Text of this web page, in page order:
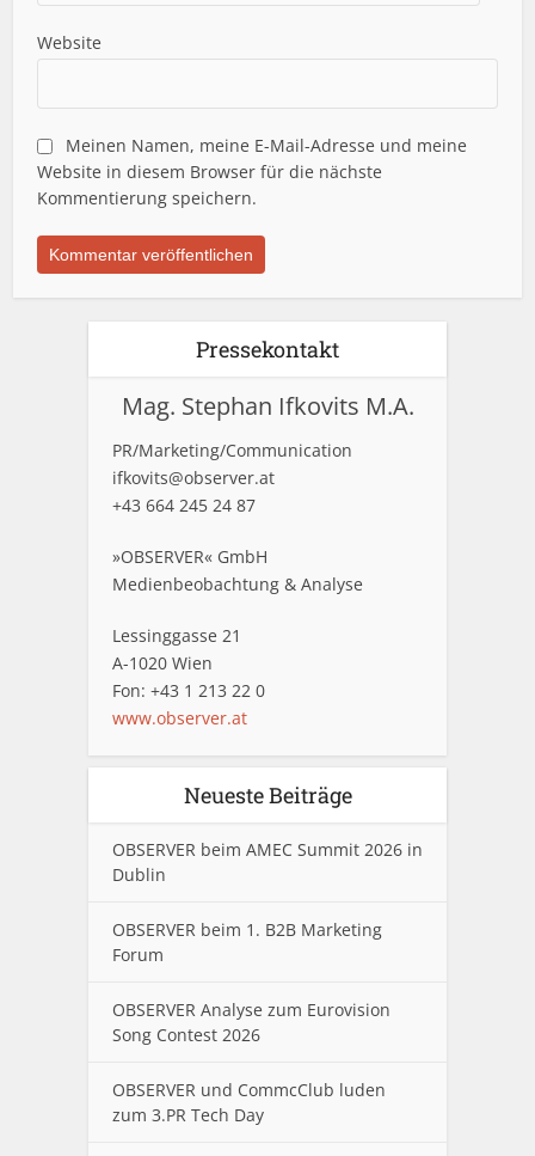
Website
Meinen Namen, meine E-Mail-Adresse und meine
Website in diesem Browser für die nächste
Kommentierung speichern.
Pressekontakt
Mag. Stephan Ifkovits M.A.
PR/Marketing/Communication
ifkovits@observer.at
+43 664 245 24 87
»OBSERVER« GmbH
Medienbeobachtung & Analyse
Lessinggasse 21
A-1020 Wien
Fon: +43 1 213 22 0
www.observer.at
Neueste Beiträge
OBSERVER beim AMEC Summit 2026 in
Dublin
OBSERVER beim 1. B2B Marketing
Forum
OBSERVER Analyse zum Eurovision
Song Contest 2026
OBSERVER und CommcClub luden
zum 3.PR Tech Day